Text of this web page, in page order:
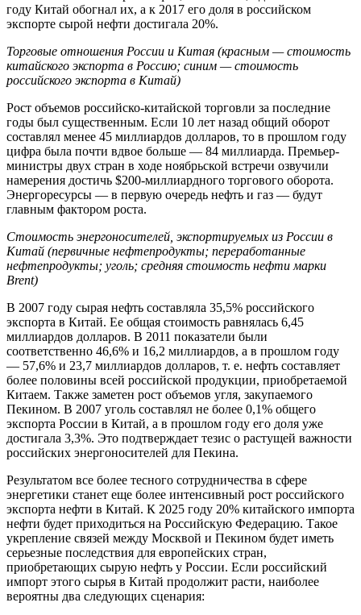
году Китай обогнал их, а к 2017 его доля в российском
экспорте сырой нефти достигала 20%.
Торговые отношения России и Китая (красным — стоимость
китайского экспорта в Россию; синим — стоимость
российского экспорта в Китай)
Рост объемов российско-китайской торговли за последние
годы был существенным. Если 10 лет назад общий оборот
составлял менее 45 миллиардов долларов, то в прошлом году
цифра была почти вдвое больше — 84 миллиарда. Премьер-
министры двух стран в ходе ноябрьской встречи озвучили
намерения достичь $200-миллиардного торгового оборота.
Энергоресурсы — в первую очередь нефть и газ — будут
главным фактором роста.
Стоимость энергоносителей, экспортируемых из России в
Китай (первичные нефтепродукты; переработанные
нефтепродукты; уголь; средняя стоимость нефти марки
Brent)
В 2007 году сырая нефть составляла 35,5% российского
экспорта в Китай. Ее общая стоимость равнялась 6,45
миллиардов долларов. В 2011 показатели были
соответственно 46,6% и 16,2 миллиардов, а в прошлом году
— 57,6% и 23,7 миллиардов долларов, т. е. нефть составляет
более половины всей российской продукции, приобретаемой
Китаем. Также заметен рост объемов угля, закупаемого
Пекином. В 2007 уголь составлял не более 0,1% общего
экспорта России в Китай, а в прошлом году его доля уже
достигала 3,3%. Это подтверждает тезис о растущей важности
российских энергоносителей для Пекина.
Результатом все более тесного сотрудничества в сфере
энергетики станет еще более интенсивный рост российского
экспорта нефти в Китай. К 2025 году 20% китайского импорта
нефти будет приходиться на Российскую Федерацию. Такое
укрепление связей между Москвой и Пекином будет иметь
серьезные последствия для европейских стран,
приобретающих сырую нефть у России. Если российский
импорт этого сырья в Китай продолжит расти, наиболее
вероятны два следующих сценария: